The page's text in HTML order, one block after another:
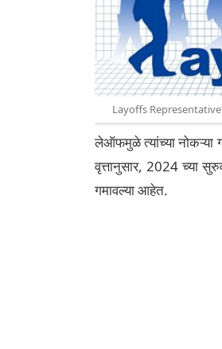
Layoffs
लेऑफमुळे त्यांच्या नोकऱ्या
वृत्तानुसार, 2024 च्या
गमावल्या आहेत.